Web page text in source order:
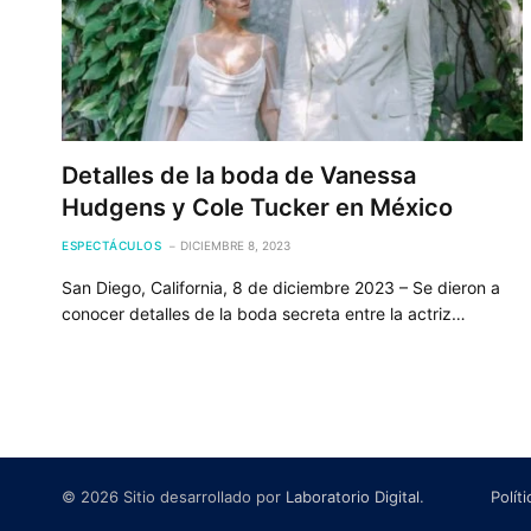
Detalles de la boda de Vanessa
Hudgens y Cole Tucker en México
ESPECTÁCULOS DICIEMBRE 8, 2023
San Diego, California, 8 de diciembre 2023 – Se dieron a
conocer detalles de la boda secreta entre la actriz…
© 2026 Sitio desarrollado por Laboratorio Digital.